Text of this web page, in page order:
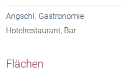
Angschl. Gastronomie
Hotelrestaurant, Bar
Flächen